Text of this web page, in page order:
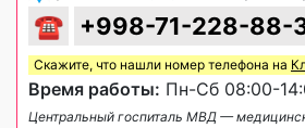
☎ +998-71-228-88-
Скажите, что нашли номер телефона на
Время работы: Пн-Сб 08:00-
Центральный госпиталь МВД —